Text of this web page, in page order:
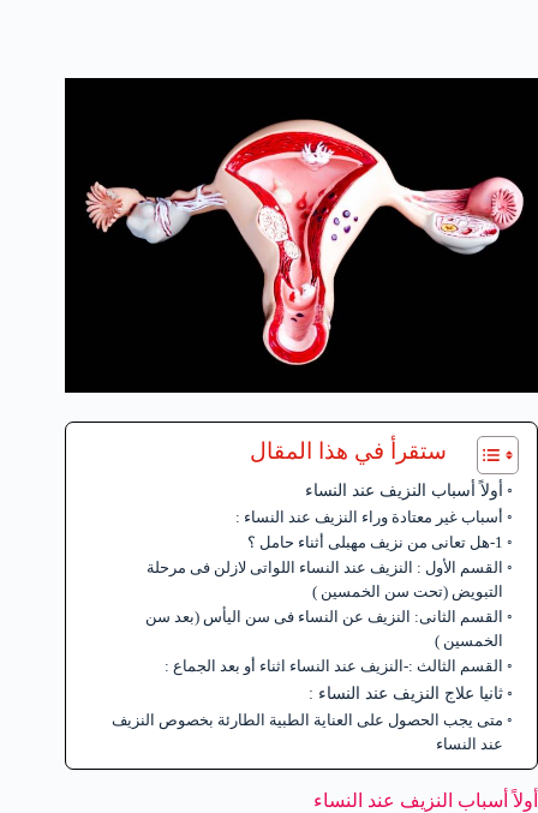
ستقرأ في هذا المقال
أولاً أسباب النزيف عند النساء
أسباب غير معتادة وراء النزيف عند النساء :
1-هل تعانى من نزيف مهبلى أثناء حامل ؟
القسم الأول : النزيف عند النساء اللواتى لازلن فى مرحلة
التبويض (تحت سن الخمسين )
القسم الثانى: النزيف عن النساء فى سن اليأس (بعد سن
الخمسين )
القسم الثالث :-النزيف عند النساء اثناء أو بعد الجماع :
ثانيا علاج النزيف عند النساء :
متى يجب الحصول على العناية الطبية الطارئة بخصوص النزيف
عند النساء
أولاً أسباب النزيف عند النساء